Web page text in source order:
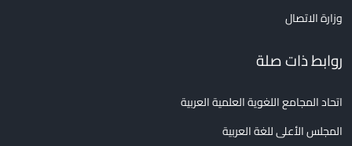
وزارة الاتصال
روابط ذات صلة
اتحاد المجامع اللغوية العلمية العربية
المجلس الأعلى للغة العربية